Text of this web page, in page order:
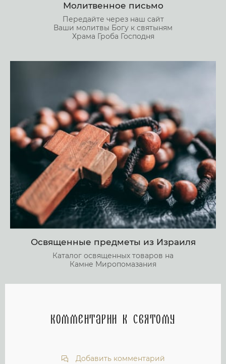
Молитвенное письмо
Передайте через наш сайт
Ваши молитвы Богу к святыням
Храма Гроба Господня
Освященные предметы из Израиля
Каталог освященных товаров на
Камне Миропомазания
Комментарии к святому
Добавить комментарий